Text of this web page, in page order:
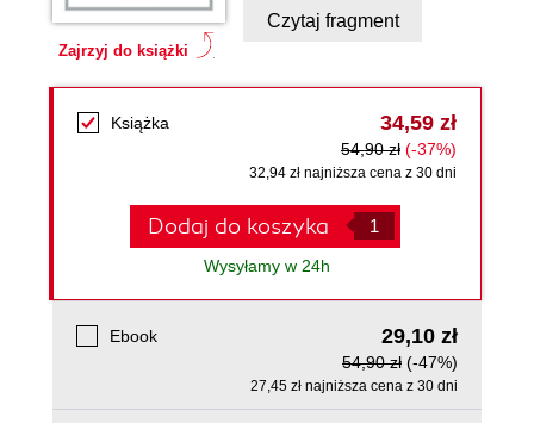
Zajrzyj do książki
Czytaj fragment
Książka 34,59 zł
54,90 zł (-37%)
32,94 zł najniższa cena z 30 dni
Dodaj do koszyka
Wysyłamy w 24h
Ebook 29,10 zł
54,90 zł (-47%)
27,45 zł najniższa cena z 30 dni